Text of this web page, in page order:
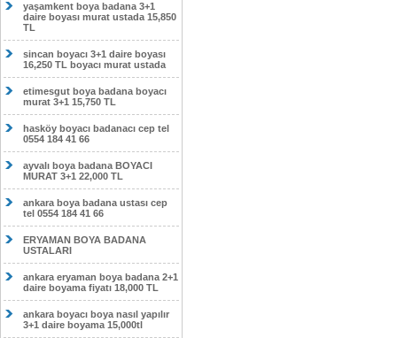
yaşamkent boya badana 3+1
daire boyası murat ustada 15,850
TL
sincan boyacı 3+1 daire boyası
16,250 TL boyacı murat ustada
etimesgut boya badana boyacı
murat 3+1 15,750 TL
hasköy boyacı badanacı cep tel
0554 184 41 66
ayvalı boya badana BOYACI
MURAT 3+1 22,000 TL
ankara boya badana ustası cep
tel 0554 184 41 66
ERYAMAN BOYA BADANA
USTALARI
ankara eryaman boya badana 2+1
daire boyama fiyatı 18,000 TL
ankara boyacı boya nasıl yapılır
3+1 daire boyama 15,000tl